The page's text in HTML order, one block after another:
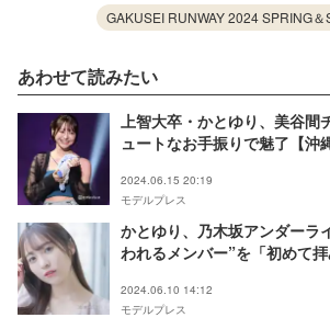
GAKUSEI RUNWAY 2024 SPRING＆
あわせて読みたい
上智大卒・かとゆり、美谷間
ュートなお手振りで魅了【沖
2024.06.15 20:19
モデルプレス
かとゆり、乃木坂アンダーラ
われるメンバー”を「初めて拝
2024.06.10 14:12
モデルプレス